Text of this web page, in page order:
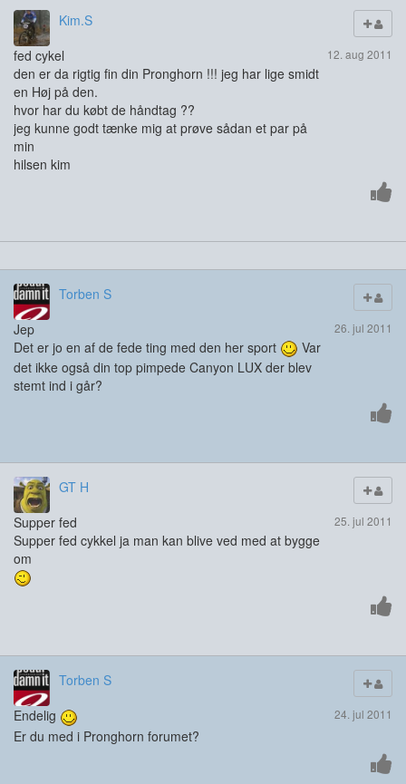
Kim.S
12. aug 2011
fed cykel
den er da rigtig fin din Pronghorn !!! jeg har lige smidt
en Høj på den.
hvor har du købt de håndtag ??
jeg kunne godt tænke mig at prøve sådan et par på
min
hilsen kim
Torben S
26. jul 2011
Jep
Det er jo en af de fede ting med den her sport
Var
det ikke også din top pimpede Canyon LUX der blev
stemt ind i går?
GT H
25. jul 2011
Supper fed
Supper fed cykkel ja man kan blive ved med at bygge
om
Torben S
24. jul 2011
Endelig
Er du med i Pronghorn forumet?